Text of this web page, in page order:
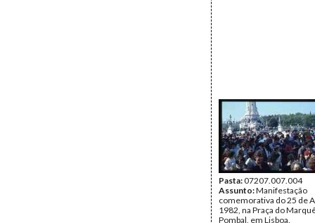
Pasta:07207.007.004
Assunto:Manifestação
comemorativa do 25 de
1982, na Praça do
Pombal, em Lisboa.